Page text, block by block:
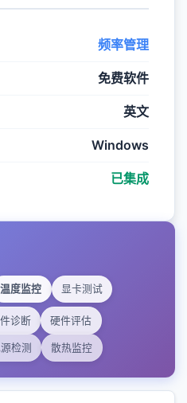
频率管理
免费软件
英文
Windows
已集成
温度监控 显卡测试
诊断 硬件评估
检测 散热监控